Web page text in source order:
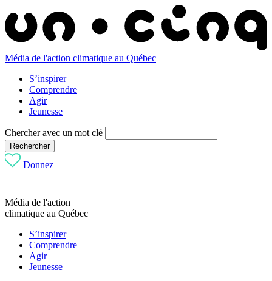
Média de l'action climatique au Québec
S’inspirer
Comprendre
Agir
Jeunesse
Chercher avec un mot clé
Rechercher
Donnez
Média de l'action
climatique au Québec
S’inspirer
Comprendre
Agir
Jeunesse